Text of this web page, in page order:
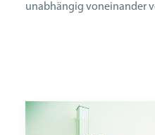
unabhängig voneinander